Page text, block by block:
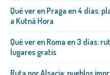
Qué ver en Praga en 4 días:
a Kutná Hora
Qué ver en Roma en 3 días:
lugares gratis